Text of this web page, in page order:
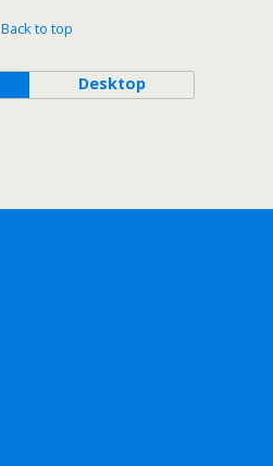
Back to top
Desktop